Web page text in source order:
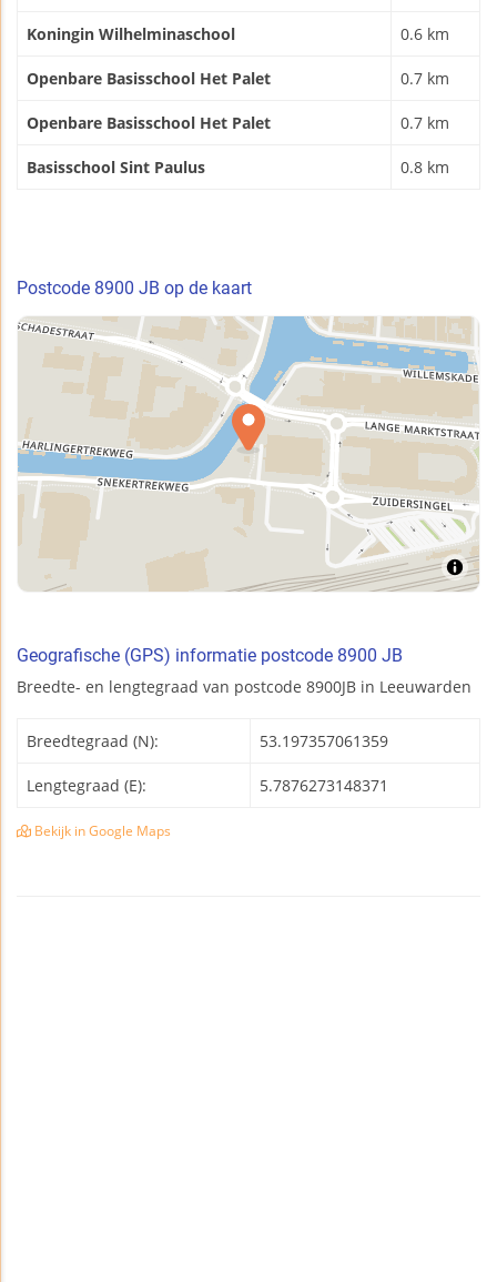
Koningin Wilhelminaschool 0.6 km
Openbare Basisschool Het Palet 0.7 km
Openbare Basisschool Het Palet 0.7 km
Basisschool Sint Paulus 0.8 km
Postcode 8900 JB op de kaart
Geografische (GPS) informatie postcode 8900 JB
Breedte- en lengtegraad van postcode 8900JB in Leeuwarden
Breedtegraad (N): 53.197357061359
Lengtegraad (E): 5.7876273148371
Bekijk in Google Maps